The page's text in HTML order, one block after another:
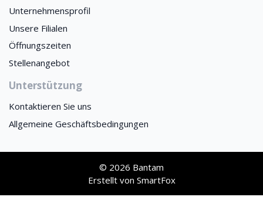
Unternehmensprofil
Unsere Filialen
Öffnungszeiten
Stellenangebot
Unterstützung
Kontaktieren Sie uns
Allgemeine Geschäftsbedingungen
© 2026 Bantam
Erstellt von SmartFox